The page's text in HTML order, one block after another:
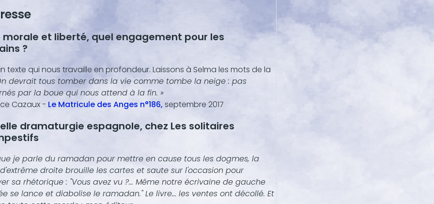
morale et liberté, quel engagement pour les
?
texte qui nous travaille en profondeur. Laissons à Selma les mots de la
devrait tous tomber dans la vie comme tombe la neige : pas
par la boue qui nous attend à la fin. »
Cazaux - Le Matricule des Anges n°186, septembre 2017
dramaturgie espagnole, chez Les solitaires
je parle du ramadan pour mettre en cause tous les dogmes, la
droite brouille les cartes et saute sur l'occasion pour
sa rhétorique : "Vous avez vu ?... Même notre écrivaine de gauche
se lance et diabolise le ramadan." Le livre... les ventes ont décollé. Et